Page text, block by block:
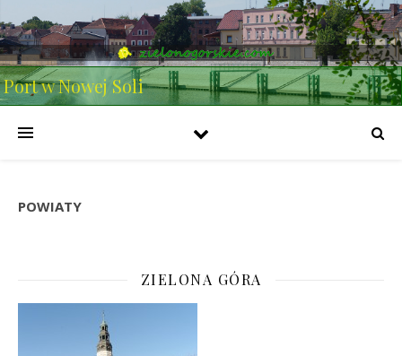
Port w Nowej Soli
POWIATY
ZIELONA GÓRA